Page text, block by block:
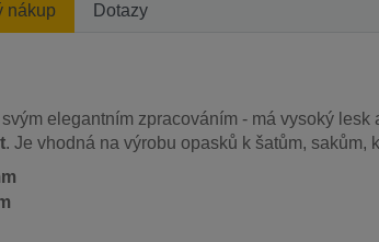
nákup Dotazy
elegantním zpracováním - má vysoký lesk
. Je vhodná na výrobu opasků k šatům, sakům,